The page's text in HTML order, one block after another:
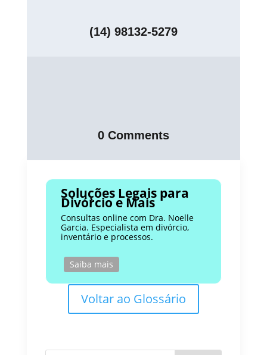
(14) 98132-5279
0 Comments
Soluções Legais para
Divórcio e Mais
Consultas online com Dra. Noelle
Garcia. Especialista em divórcio,
inventário e processos.
Saiba mais
Voltar ao Glossário